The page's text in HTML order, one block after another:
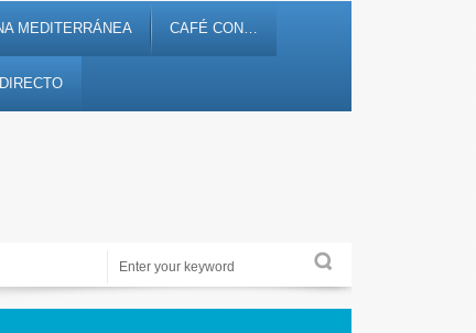
MEDITERRÁNEA CAFÉ CON…
Noticias, debates, fiestas, cultura, ocio y entretenimiento